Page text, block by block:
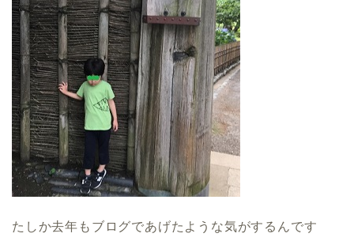
たしか去年もブログであげたような気がするんです